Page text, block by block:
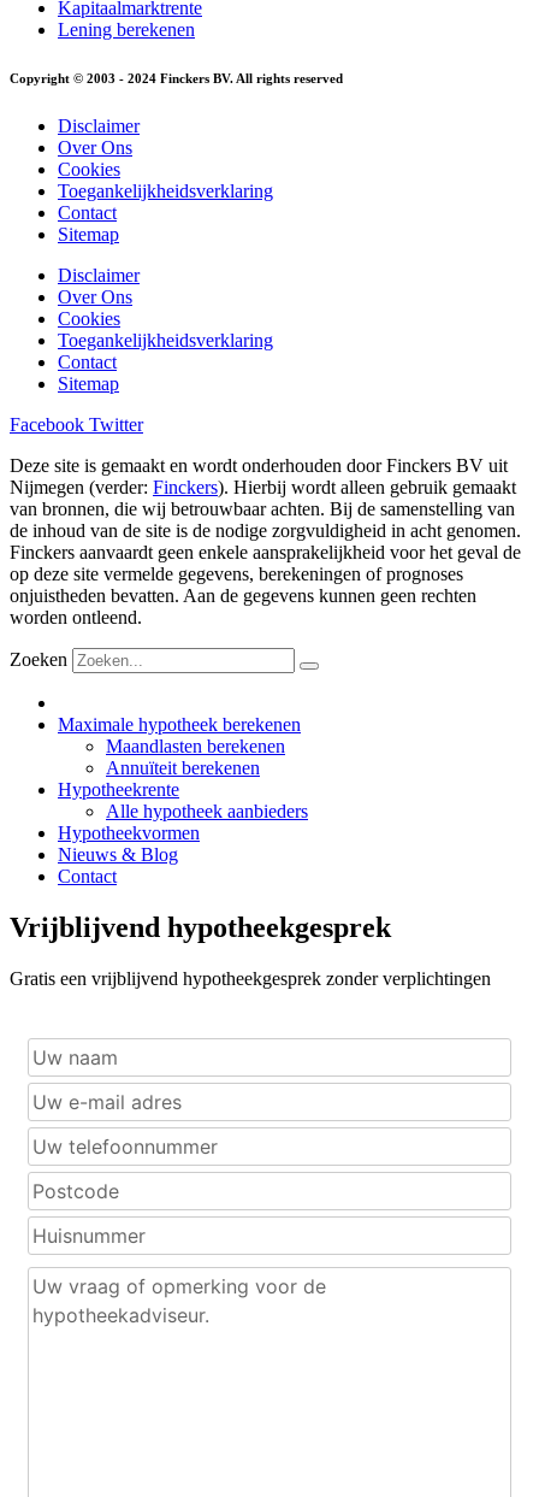
Kapitaalmarktrente
Lening berekenen
Copyright © 2003 - 2024 Finckers BV. All rights reserved
Disclaimer
Over Ons
Cookies
Toegankelijkheidsverklaring
Contact
Sitemap
Disclaimer
Over Ons
Cookies
Toegankelijkheidsverklaring
Contact
Sitemap
Facebook Twitter
Deze site is gemaakt en wordt onderhouden door Finckers BV uit
Nijmegen (verder: Finckers). Hierbij wordt alleen gebruik gemaakt
van bronnen, die wij betrouwbaar achten. Bij de samenstelling van
de inhoud van de site is de nodige zorgvuldigheid in acht genomen.
Finckers aanvaardt geen enkele aansprakelijkheid voor het geval de
op deze site vermelde gegevens, berekeningen of prognoses
onjuistheden bevatten. Aan de gegevens kunnen geen rechten
worden ontleend.
Zoeken
Maximale hypotheek berekenen
Maandlasten berekenen
Annuïteit berekenen
Hypotheekrente
Alle hypotheek aanbieders
Hypotheekvormen
Nieuws & Blog
Contact
Vrijblijvend hypotheekgesprek
Gratis een vrijblijvend hypotheekgesprek zonder verplichtingen